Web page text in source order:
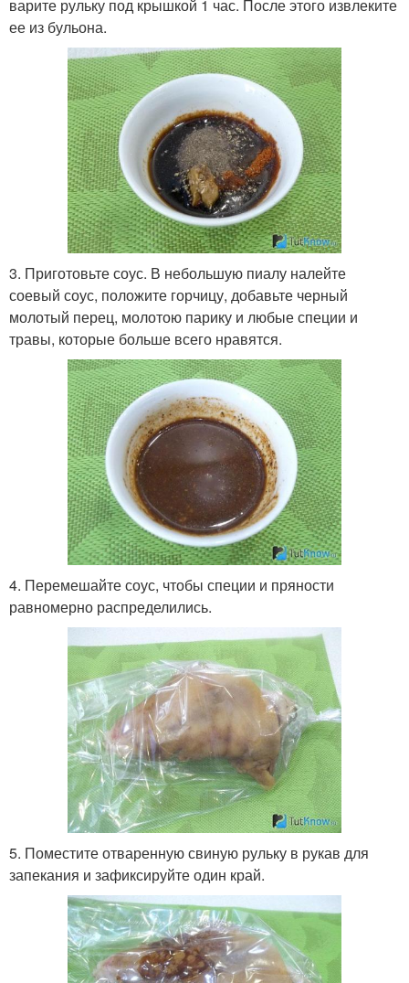
варите рульку под крышкой 1 час. После этого извлеките
ее из бульона.
3. Приготовьте соус. В небольшую пиалу налейте
соевый соус, положите горчицу, добавьте черный
молотый перец, молотою парику и любые специи и
травы, которые больше всего нравятся.
4. Перемешайте соус, чтобы специи и пряности
равномерно распределились.
5. Поместите отваренную свиную рульку в рукав для
запекания и зафиксируйте один край.